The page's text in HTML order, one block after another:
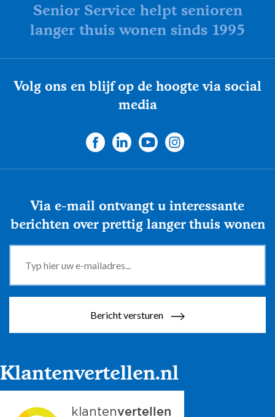
Senior Service helpt senioren
langer thuis wonen sinds 1995
Volg ons en blijf op de hoogte via social
media
Via e-mail ontvangt u interessante
berichten over prettig langer thuis wonen
Bericht versturen
Klantenvertellen.nl